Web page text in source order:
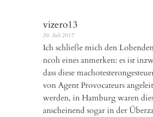
vizero13
20. Juli 2017
Ich schließe mich den
ncoh eines anmerken: es ist
dass diese
von Agent Provocateurs
werden, in Hamburg waren
anscheinend sogar in der